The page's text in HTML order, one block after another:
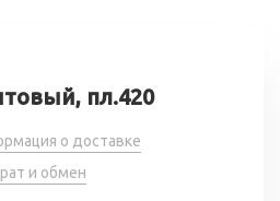
пл.420
о доставке
и обмен